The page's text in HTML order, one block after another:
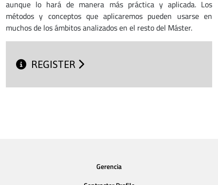
aunque lo hará de manera más práctica y aplicada. Los
métodos y conceptos que aplicaremos pueden usarse en
muchos de los ámbitos analizados en el resto del Máster.
REGISTER
Gerencia